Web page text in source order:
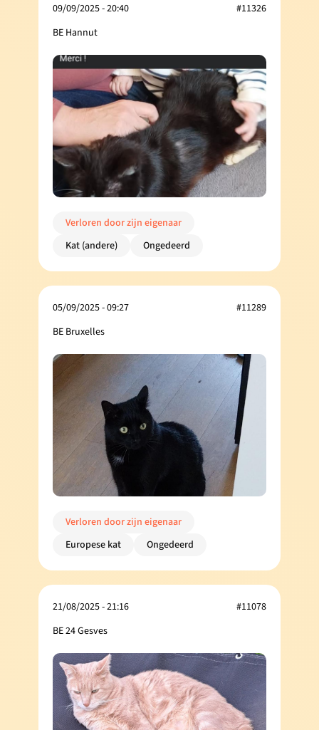
09/09/2025 - 20:40
BE Hannut
#11326
Verloren door zijn eigenaar
Kat (andere)
Ongedeerd
05/09/2025 - 09:27
BE Bruxelles
#11289
Verloren door zijn eigenaar
Europese kat
Ongedeerd
21/08/2025 - 21:16
BE 24 Gesves
#11078